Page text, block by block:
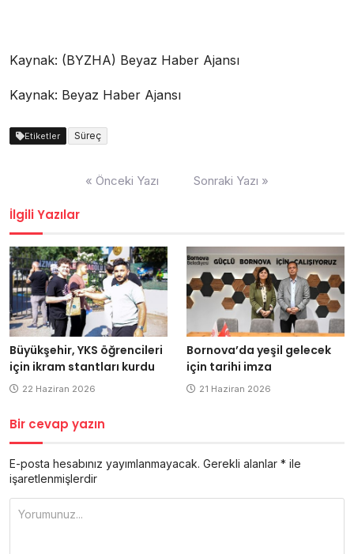
Kaynak: (BYZHA) Beyaz Haber Ajansı
Kaynak: Beyaz Haber Ajansı
Etiketler Süreç
« Önceki Yazı Sonraki Yazı »
İlgili Yazılar
Büyükşehir, YKS öğrencileri
için ikram stantları kurdu
22 Haziran 2026
Bornova’da yeşil gelecek
için tarihi imza
21 Haziran 2026
Bir cevap yazın
E-posta hesabınız yayımlanmayacak. Gerekli alanlar * ile
işaretlenmişlerdir